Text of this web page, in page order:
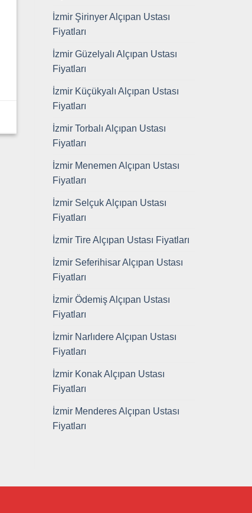
İzmir Şirinyer Alçıpan Ustası
Fiyatları
İzmir Güzelyalı Alçıpan Ustası
Fiyatları
İzmir Küçükyalı Alçıpan Ustası
Fiyatları
İzmir Torbalı Alçıpan Ustası
Fiyatları
İzmir Menemen Alçıpan Ustası
Fiyatları
İzmir Selçuk Alçıpan Ustası
Fiyatları
İzmir Tire Alçıpan Ustası Fiyatları
İzmir Seferihisar Alçıpan Ustası
Fiyatları
İzmir Ödemiş Alçıpan Ustası
Fiyatları
İzmir Narlıdere Alçıpan Ustası
Fiyatları
İzmir Konak Alçıpan Ustası
Fiyatları
İzmir Menderes Alçıpan Ustası
Fiyatları